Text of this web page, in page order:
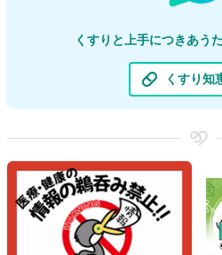
くすりと上手につきあう
くすり知